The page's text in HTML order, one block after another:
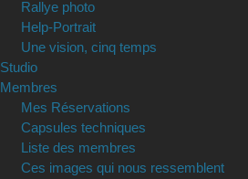
Rallye photo
Help-Portrait
Une vision, cinq temps
Studio
Membres
Mes Réservations
Capsules techniques
Liste des membres
Ces images qui nous ressemblent